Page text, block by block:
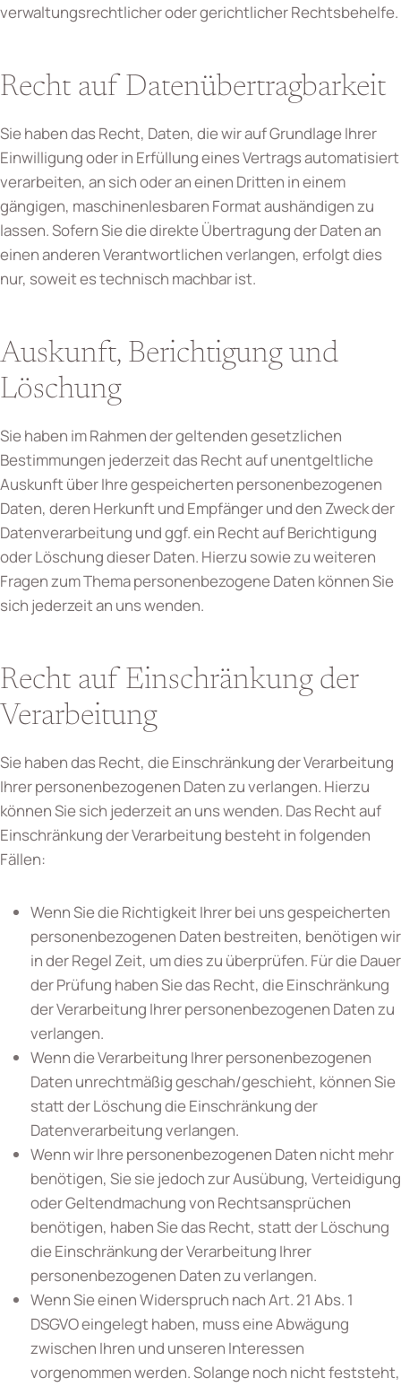
verwaltungsrechtlicher oder gerichtlicher Rechtsbehelfe.
Recht auf Daten­übertrag­barkeit
Sie haben das Recht, Daten, die wir auf Grundlage Ihrer
Einwilligung oder in Erfüllung eines Vertrags automatisiert
verarbeiten, an sich oder an einen Dritten in einem
gängigen, maschinenlesbaren Format aushändigen zu
lassen. Sofern Sie die direkte Übertragung der Daten an
einen anderen Verantwortlichen verlangen, erfolgt dies
nur, soweit es technisch machbar ist.
Auskunft, Berichtigung und
Löschung
Sie haben im Rahmen der geltenden gesetzlichen
Bestimmungen jederzeit das Recht auf unentgeltliche
Auskunft über Ihre gespeicherten personenbezogenen
Daten, deren Herkunft und Empfänger und den Zweck der
Datenverarbeitung und ggf. ein Recht auf Berichtigung
oder Löschung dieser Daten. Hierzu sowie zu weiteren
Fragen zum Thema personenbezogene Daten können Sie
sich jederzeit an uns wenden.
Recht auf Einschränkung der
Verarbeitung
Sie haben das Recht, die Einschränkung der Verarbeitung
Ihrer personenbezogenen Daten zu verlangen. Hierzu
können Sie sich jederzeit an uns wenden. Das Recht auf
Einschränkung der Verarbeitung besteht in folgenden
Fällen:
Wenn Sie die Richtigkeit Ihrer bei uns gespeicherten
personenbezogenen Daten bestreiten, benötigen wir
in der Regel Zeit, um dies zu überprüfen. Für die Dauer
der Prüfung haben Sie das Recht, die Einschränkung
der Verarbeitung Ihrer personenbezogenen Daten zu
verlangen.
Wenn die Verarbeitung Ihrer personenbezogenen
Daten unrechtmäßig geschah/geschieht, können Sie
statt der Löschung die Einschränkung der
Datenverarbeitung verlangen.
Wenn wir Ihre personenbezogenen Daten nicht mehr
benötigen, Sie sie jedoch zur Ausübung, Verteidigung
oder Geltendmachung von Rechtsansprüchen
benötigen, haben Sie das Recht, statt der Löschung
die Einschränkung der Verarbeitung Ihrer
personenbezogenen Daten zu verlangen.
Wenn Sie einen Widerspruch nach Art. 21 Abs. 1
DSGVO eingelegt haben, muss eine Abwägung
zwischen Ihren und unseren Interessen
vorgenommen werden. Solange noch nicht feststeht,